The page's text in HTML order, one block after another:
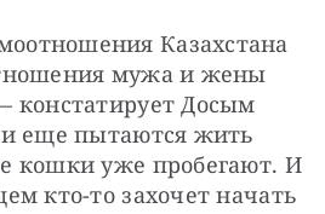
Казахстана
мужа и жены
констатирует Досым
еще пытаются жить
кошки уже пробегают. И
кто-то захочет начать